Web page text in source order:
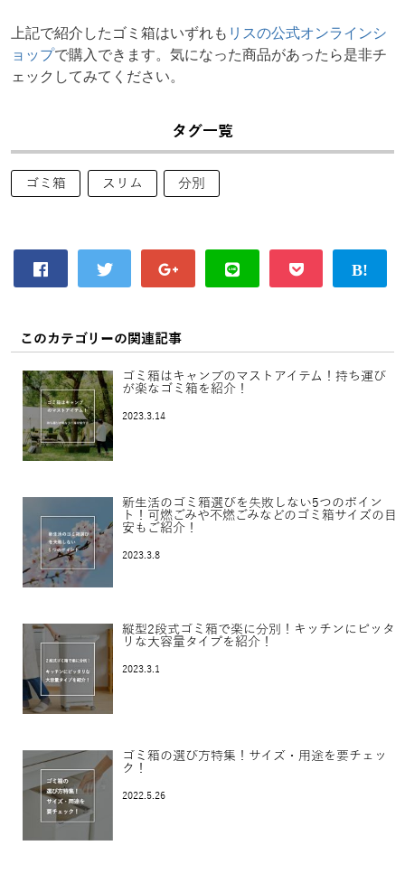
上記で紹介したゴミ箱はいずれも リスの公式オンラインシ
ョップで購入できます。気になった商品があったら是非チ
ェックしてみてください。
タグ一覧
ゴミ箱 スリム 分別
このカテゴリーの関連記事
ゴミ箱はキャンプのマストアイテム！持ち運び
が楽なゴミ箱を紹介！
2023.3.14
新生活のゴミ箱選びを失敗しない5つのポイン
ト！可燃ごみや不燃ごみなどのゴミ箱サイズの目
安もご紹介！
2023.3.8
縦型2段式ゴミ箱で楽に分別！キッチンにピッタ
リな大容量タイプを紹介！
2023.3.1
ゴミ箱の選び方特集！サイズ・用途を要チェッ
ク！
2022.5.26